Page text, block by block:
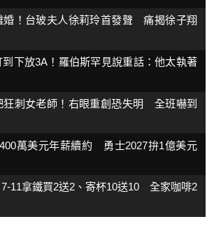
婚！台玻夫人徐莉玲首發聲 痛揭徐子翔
下放3A！羅伯斯罕見說重話：他太執著
狂刺女老師！右眼重創恐失明 全班嚇到
萬美元年薪續約 勇士2027拚1億美元
11拿鐵買2送2、寄杯10送10 全家咖啡2